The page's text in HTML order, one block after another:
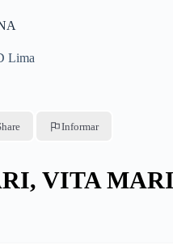
Lima
Informar
VITA